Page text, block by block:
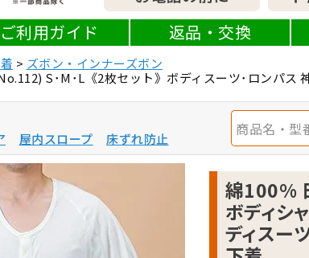
ご利用ガイド 返品・交換
ズボン・インナーズボン
S･M･L《2枚セット》ボディスーツ･ロンパス
屋内スロープ 床ずれ防止
綿100%
ボディシ
ディスー